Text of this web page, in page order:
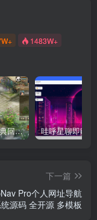
1483W+
【星辰传奇】经典回合制手游+安卓端+GM工具+详细搭建教程
下一篇
Pro个人网址导航
源码 全开源 多模板